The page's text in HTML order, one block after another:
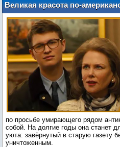
Великая красота по-
рецензия на фильм «Щегол»
по просьбе умирающего рядом
собой. На долгие годы она станет
уюта: завёрнутый в старую газету
уничтоженным.